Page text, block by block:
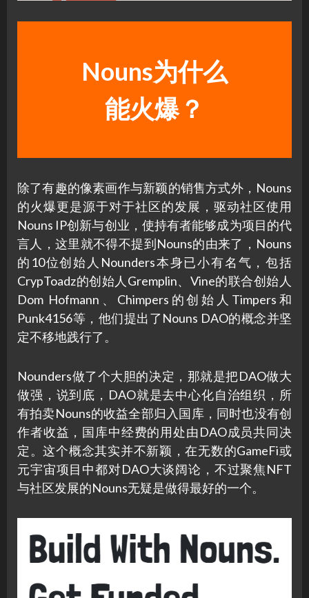
Nouns为什么
能火爆？
除了有趣的像素画作与新颖的销售方式外，Nouns
的火爆更是源于对于社区的发展，驱动社区使用
Nouns IP创新与创业，使持有者能够成为项目的代
言人，这里就不得不提到Nouns的由来了，Nouns
的10位创始人Nounders本身已小有名气，包括
CrypToadz的创始人Gremplin、Vine的联合创始人
Dom Hofmann、Chimpers的创始人Timpers和
Punk4156等，他们提出了Nouns DAO的概念并坚
定不移地践行了。
Nounders做了个大胆的决定，那就是把DAO做大
做强，说到底，DAO就是去中心化自治组织，所
有拍卖Nouns的收益全部归入国库，同时也没有创
作者收益，国库中经费的用处由DAO成员共同决
定。这个概念其实并不新颖，在无数的GameFi或
元宇宙项目中都对DAO大谈阔论，不过聚焦NFT
与社区发展的Nouns无疑是做得最好的一个。